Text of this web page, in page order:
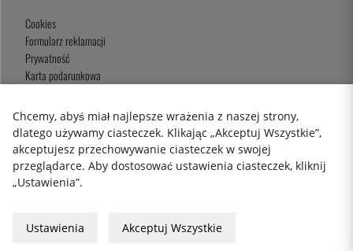
Cookies
Formularz reklamacji
Prywatność
Karta podarunkowa
2026 KitchenLab AB
Chcemy, abyś miał najlepsze wrażenia z naszej strony,
dlatego używamy ciasteczek. Klikając „Akceptuj Wszystkie”,
akceptujesz przechowywanie ciasteczek w swojej
przeglądarce. Aby dostosować ustawienia ciasteczek, kliknij
„Ustawienia”.
Ustawienia Akceptuj Wszystkie